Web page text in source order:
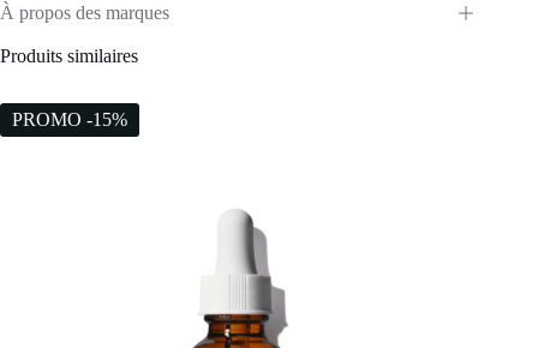
À propos des marques
Produits similaires
PROMO -15%